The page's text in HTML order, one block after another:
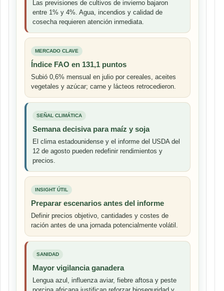
Las previsiones de cultivos de invierno bajaron
entre 1% y 4%. Agua, incendios y calidad de
cosecha requieren atención inmediata.
MERCADO CLAVE
Índice FAO en 131,1 puntos
Subió 0,6% mensual en julio por cereales, aceites
vegetales y azúcar; carne y lácteos retrocedieron.
SEÑAL CLIMÁTICA
Semana decisiva para maíz y soja
El clima estadounidense y el informe del USDA del
12 de agosto pueden redefinir rendimientos y
precios.
INSIGHT ÚTIL
Preparar escenarios antes del informe
Definir precios objetivo, cantidades y costes de
ración antes de una jornada potencialmente volátil.
SANIDAD
Mayor vigilancia ganadera
Lengua azul, influenza aviar, fiebre aftosa y peste